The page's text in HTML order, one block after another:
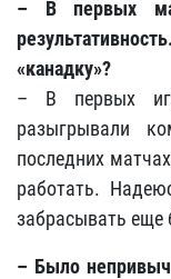
– В первых
«канадку»?
– В первых
разыгрывали
последних
работать.
забрасывать
– Было